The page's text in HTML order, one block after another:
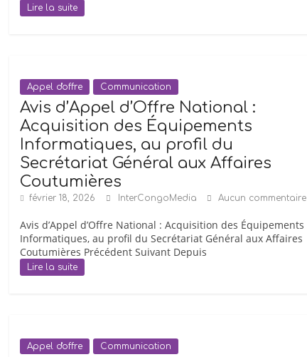
Syfia
dont
Godefroid
Bwiti
Lumisa
fut
Coordonnateur
2004
2012.
Lire la suite
Appel d'offre Communication
Avis d’Appel d’Offre National :
Acquisition des Équipements
Informatiques, au profil du
Secrétariat Général aux Affaires
Coutumières
février 18, 2026 InterCongoMedia Aucun commentaire
Avis d’Appel d’Offre National : Acquisition des Équipements
Informatiques, au profil du Secrétariat Général aux Affaires
Coutumières Précédent Suivant Depuis
Lire la suite
Appel d'offre Communication